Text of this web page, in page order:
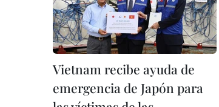
Vietnam recibe ayuda de
emergencia de Japón para